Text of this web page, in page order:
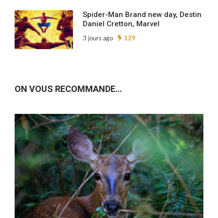
Spider-Man Brand new day, Destin
Daniel Cretton, Marvel
3 jours ago 129
ON VOUS RECOMMANDE…